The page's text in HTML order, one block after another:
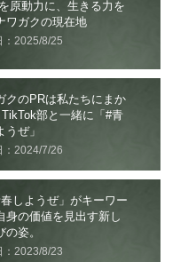
原動力に、生きる力を
ワガクの現在地
：2025/8/25
クのPRは私たちにまか
部と一緒に「#青
うぜ」
：2024/7/26
春しようぜ」がキーワー
身の価値を見出す新し
の姿。
：2023/8/23